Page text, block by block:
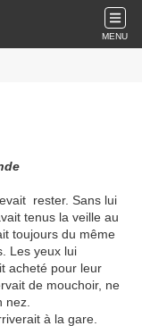
MENU
rester. Sans lui
tenus la veille au
toujours du même
Les yeux lui
acheté pour leur
de mouchoir, ne
nez.
à la gare.